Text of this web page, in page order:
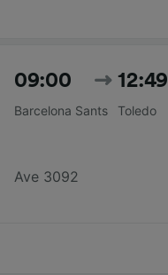
09:00
Barcelona Sants
12:49
Toledo
Ave 3092